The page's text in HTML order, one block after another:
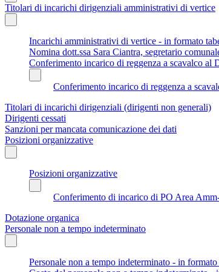
Titolari di incarichi dirigenziali amministrativi di vertice
Incarichi amministrativi di vertice - in formato
Nomina dott.ssa Sara Ciantra, segretario
Conferimento incarico di reggenza a scavalco
Conferimento incarico di reggenza a
Titolari di incarichi dirigenziali (dirigenti non generali)
Dirigenti cessati
Sanzioni per mancata comunicazione dei dati
Posizioni organizzative
Posizioni organizzative
Conferimento di incarico di PO Area
Dotazione organica
Personale non a tempo indeterminato
Personale non a tempo indeterminato - in formato